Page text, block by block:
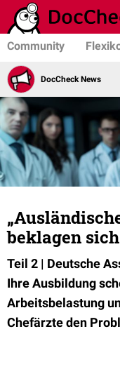
Community
DocCheck News
beklagen
Teil 2 | Deutsche
Ihre Ausbildung
Arbeitsbelastung
Chefärzte den